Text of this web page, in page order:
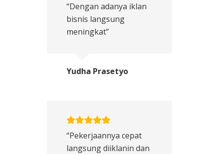
“Dengan adanya iklan
bisnis langsung
meningkat”
Yudha Prasetyo
“Pekerjaannya cepat
langsung diiklanin dan